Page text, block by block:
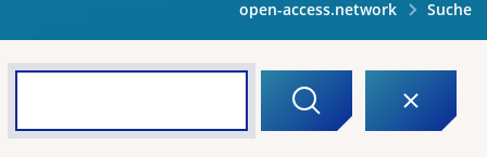
open-access.network Suche